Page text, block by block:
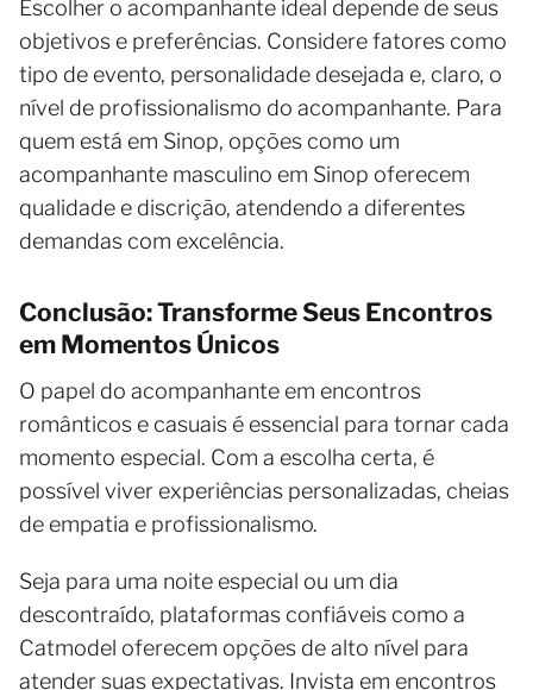
Escolher o acompanhante ideal depende de seus
objetivos e preferências. Considere fatores como
tipo de evento, personalidade desejada e, claro, o
nível de profissionalismo do acompanhante. Para
quem está em Sinop, opções como um
acompanhante masculino em Sinop oferecem
qualidade e discrição, atendendo a diferentes
demandas com excelência.
Conclusão: Transforme Seus Encontros
em Momentos Únicos
O papel do acompanhante em encontros
românticos e casuais é essencial para tornar cada
momento especial. Com a escolha certa, é
possível viver experiências personalizadas, cheias
de empatia e profissionalismo.
Seja para uma noite especial ou um dia
descontraído, plataformas confiáveis como a
Catmodel oferecem opções de alto nível para
atender suas expectativas. Invista em encontros